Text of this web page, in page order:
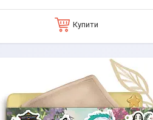
Купити